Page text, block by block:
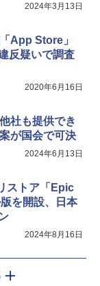
2024年3月13日
App Store」
反疑いで調査
2020年6月16日
社も提供でき
が国会で可決
2024年6月13日
ストア「Epic
を開設、日本
2024年8月16日